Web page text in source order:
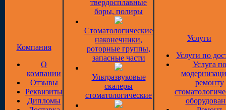
Компания
О
компании
Отзывы
Реквизиты
Дипломы
твердосплавные
боры, полиры
Стоматологические
наконечники,
роторные группы,
запасные части
Ультразвуковые
скалеры
стоматологические
Услуги
Услуги по
Услуга по
ремонту